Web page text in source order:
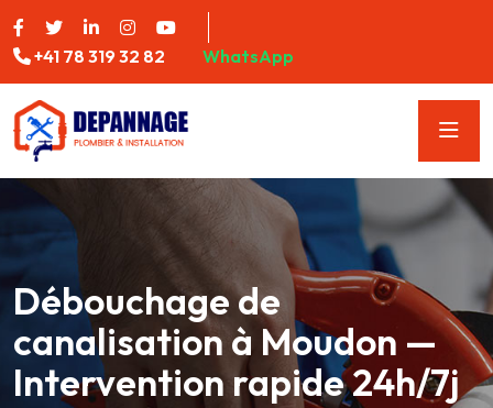
+41 78 319 32 82 WhatsApp
Débouchage de
canalisation à Moudon —
Intervention rapide 24h/7j